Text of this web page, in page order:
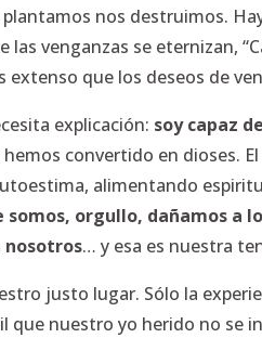
nos destruimos.
venganzas se eternizan,
extenso que los deseos de
explicación: soy capaz
convertido en dioses.
alimentando
orgullo, dañamos a
nosotros… y esa es nuestra
justo lugar. Sólo la
nuestro yo herido no se